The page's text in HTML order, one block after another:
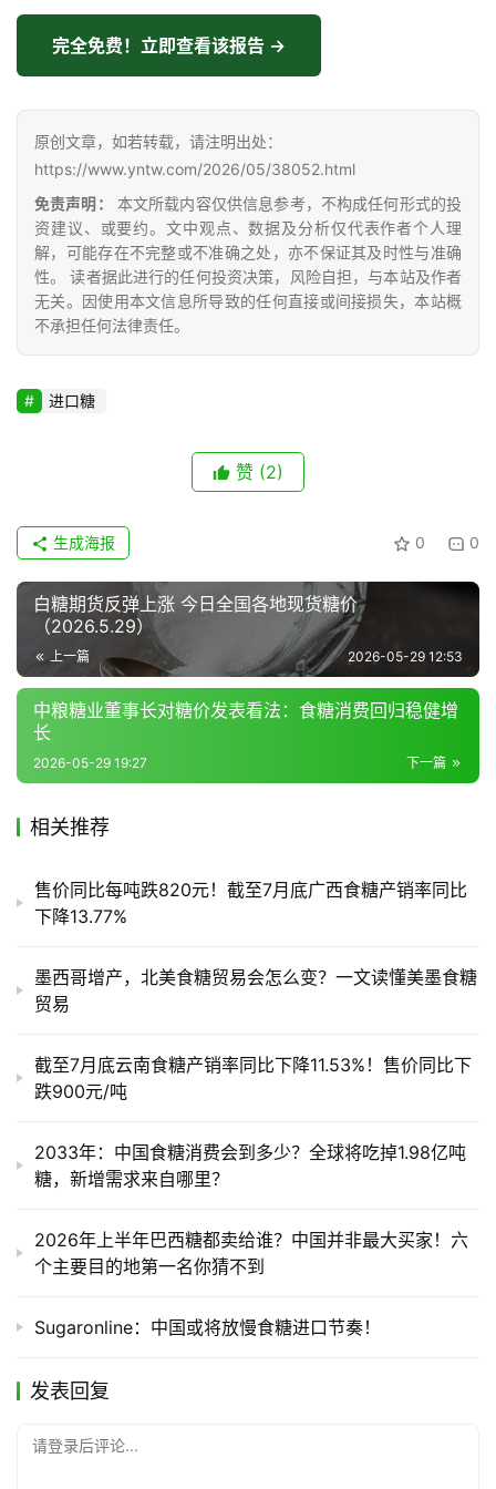
众
号
现
货
报
地
频
产
业
链
销
储
完全免费！立即查看该报告 →
原创文章，如若转载，请注明出处：
https://www.yntw.com/2026/05/38052.html
免责声明：
本文所载内容仅供信息参考，不构成任何形式的投
资建议、或要约。文中观点、数据及分析仅代表作者个人理
解，可能存在不完整或不准确之处，亦不保证其及时性与准确
性。 读者据此进行的任何投资决策，风险自担，与本站及作者
无关。因使用本文信息所导致的任何直接或间接损失，本站概
不承担任何法律责任。
进口糖
赞 (2)
0 0
生成海报
白糖期货反弹上涨 今日全国各地现货糖价
（2026.5.29）
上一篇 2026-05-29 12:53
中粮糖业董事长对糖价发表看法：食糖消费回归稳健增
长
下一篇
2026-05-29 19:27
相关推荐
售价同比每吨跌820元！截至7月底广西食糖产销率同比
下降13.77%
墨西哥增产，北美食糖贸易会怎么变？一文读懂美墨食糖
贸易
截至7月底云南食糖产销率同比下降11.53%！售价同比下
跌900元/吨
2033年：中国食糖消费会到多少？全球将吃掉1.98亿吨
糖，新增需求来自哪里？
2026年上半年巴西糖都卖给谁？中国并非最大买家！六
个主要目的地第一名你猜不到
Sugaronline：中国或将放慢食糖进口节奏！
发表回复
请登录后评论...